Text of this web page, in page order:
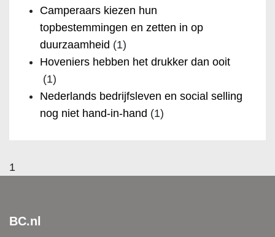
Camperaars kiezen hun
topbestemmingen en zetten in op
duurzaamheid (1)
Hoveniers hebben het drukker dan ooit
(1)
Nederlands bedrijfsleven en social selling
nog niet hand-in-hand (1)
1
BC.nl